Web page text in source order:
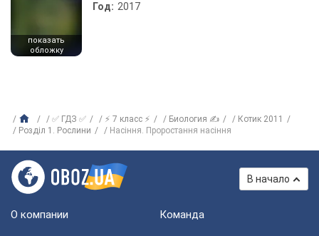
показать
обложку
Год: 2017
✅ ГДЗ ✅ ⚡ 7 класс ⚡ Биология ✍
Котик 2011
Розділ 1. Рослини
Насіння. Проростання насіння
В начало
О компании Команда